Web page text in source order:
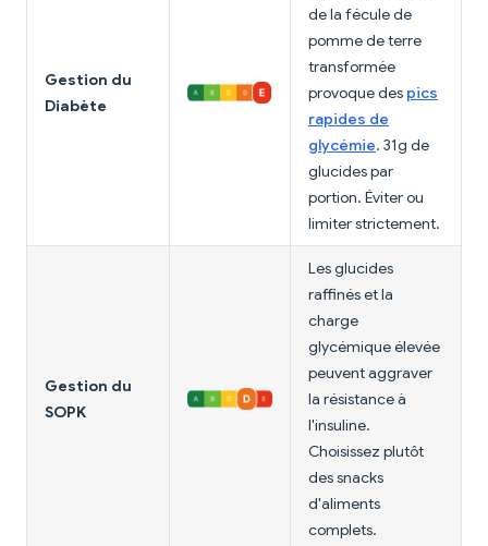
Gestion du
Diabète
de la fécule de
pomme de terre
transformée
provoque des pics
rapides de
glycémie. 31g de
glucides par
portion. Éviter ou
limiter strictement.
Gestion du
SOPK
Les glucides
raffinés et la
charge
glycémique élevée
peuvent aggraver
la résistance à
l'insuline.
Choisissez plutôt
des snacks
d'aliments
complets.